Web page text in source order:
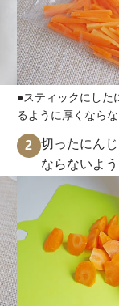
●スティックにした
るように厚くなら
2
切ったにん
ならないよ